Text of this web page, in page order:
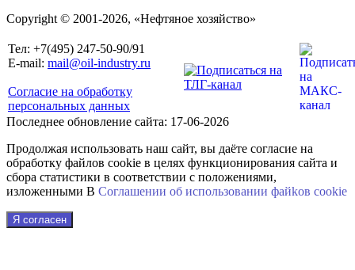
Copyright © 2001-2026, «Нефтяное хозяйство»
Тел: +7(495) 247-50-90/91
E-mail: mail@oil-industry.ru
Согласие на обработку
персональных данных
Последнее обновление сайта: 17-06-2026
Продолжая использовать наш сайт, вы даёте согласие на
обработку файлов cookie в целях функционирования сайта и
сбора статистики в соответствии с положениями,
изложенными В Соглашении об использовании файkов cookie
Я согласен